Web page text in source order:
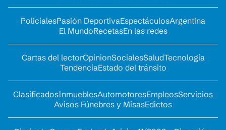
PolicialesPasión DeportivaEspectáculosArgentina
El MundoRecetasEn las redes
Cartas del lectorOpinionSocialesSaludTecnología
TendenciaEstado del tránsito
ClasificadosInmueblesAutomotoresEmpleosServicios
Avisos Fúnebres y MisasEdictos